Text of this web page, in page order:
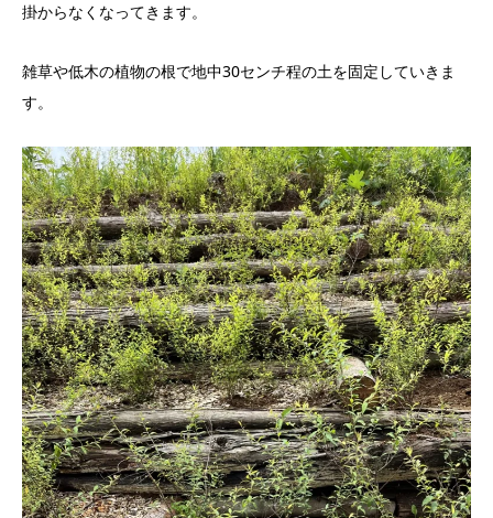
掛からなくなってきます。
雑草や低木の植物の根で地中30センチ程の土を固定していきま
す。